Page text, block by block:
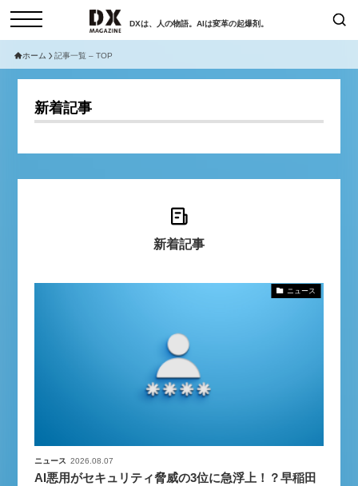
DXは、人の物語。AIは変革の起爆剤。
セミナー
特集
動画
サイトマップ
個人情報保護法について
検索
【8/12開催】「イノベーションを
数値化する」～投資される事業の
学ぶ資金調達・巻き込みのリアル
【9/30開催】AIで何でもできる時
代に、なぜ「DX人財」というキ
ホーム 記事一覧 – TOP
新着記事
新着記事
ニュース
ニュース 2026.08.07
AI悪用がセキュリティ脅威の3位に急浮上！？早稲田